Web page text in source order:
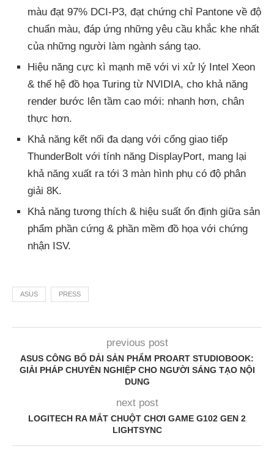
màu đạt 97% DCI-P3, đạt chứng chỉ Pantone về độ
chuẩn màu, đáp ứng những yêu cầu khắc khe nhất
của những người làm ngành sáng tạo.
Hiệu năng cực kì mạnh mẽ với vi xử lý Intel Xeon
& thế hệ đồ họa Turing từ NVIDIA, cho khả năng
render bước lên tầm cao mới: nhanh hơn, chân
thực hơn.
Khả năng kết nối đa dạng với cổng giao tiếp
ThunderBolt với tính năng DisplayPort, mang lại
khả năng xuất ra tới 3 màn hình phụ có độ phân
giải 8K.
Khả năng tương thích & hiệu suất ổn định giữa sản
phẩm phần cứng & phần mềm đồ họa với chứng
nhận ISV.
ASUS PRESS
previous post
ASUS CÔNG BỐ DẢI SẢN PHẨM PROART STUDIOBOOK:
GIẢI PHÁP CHUYÊN NGHIỆP CHO NGƯỜI SÁNG TẠO NỘI
DUNG
next post
LOGITECH RA MẮT CHUỘT CHƠI GAME G102 GEN 2
LIGHTSYNC